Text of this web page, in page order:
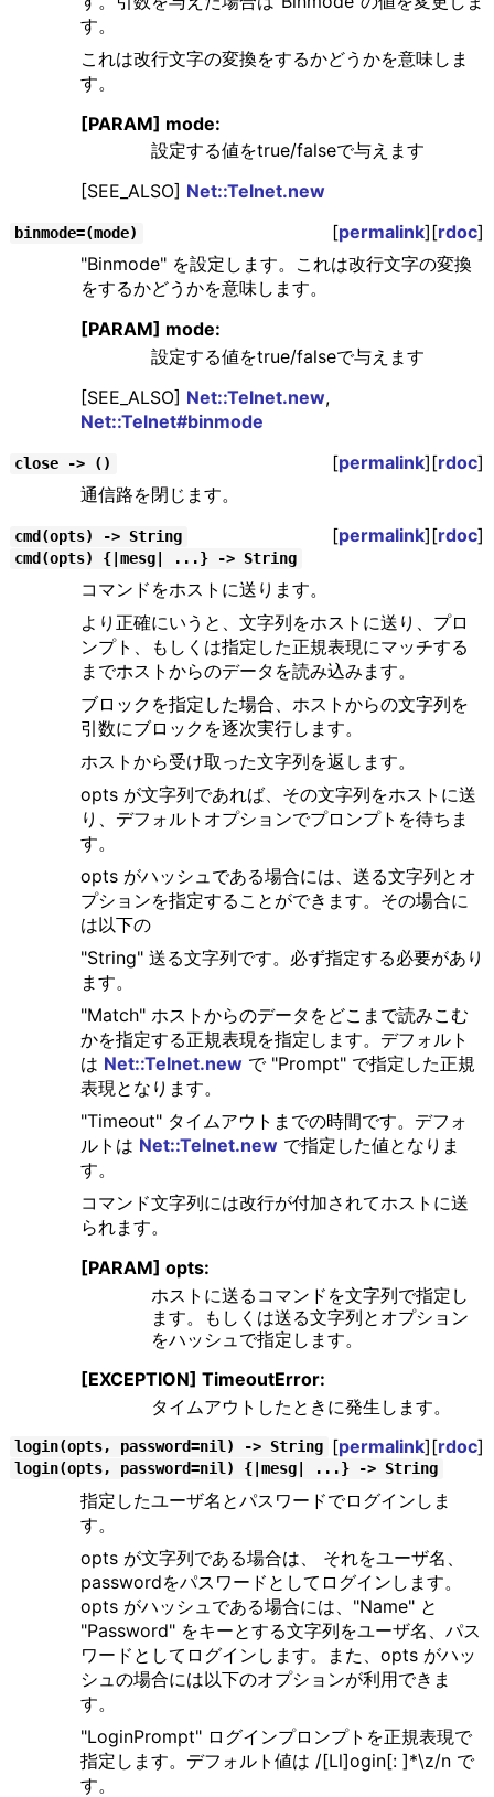
す。
これは改行文字の変換をするかどうかを意味しま
す。
[PARAM] mode:
設定する値をtrue/falseで与えます
[SEE_ALSO] Net::Telnet.new
binmode=(mode) [permalink][rdoc]
"Binmode" を設定します。これは改行文字の変換
をするかどうかを意味します。
[PARAM] mode:
設定する値をtrue/falseで与えます
[SEE_ALSO] Net::Telnet.new,
Net::Telnet#binmode
close -> () [permalink][rdoc]
通信路を閉じます。
cmd(opts) -> String [permalink][rdoc]
cmd(opts) {|mesg| ...} -> String
コマンドをホストに送ります。
より正確にいうと、文字列をホストに送り、プロ
ンプト、もしくは指定した正規表現にマッチする
までホストからのデータを読み込みます。
ブロックを指定した場合、ホストからの文字列を
引数にブロックを逐次実行します。
ホストから受け取った文字列を返します。
opts が文字列であれば、その文字列をホストに送
り、デフォルトオプションでプロンプトを待ちま
す。
opts がハッシュである場合には、送る文字列とオ
プションを指定することができます。その場合に
は以下の
"String" 送る文字列です。必ず指定する必要があり
ます。
"Match" ホストからのデータをどこまで読みこむ
かを指定する正規表現を指定します。デフォルト
は Net::Telnet.newで "Prompt" で指定した正規
表現となります。
"Timeout" タイムアウトまでの時間です。デフォ
ルトは Net::Telnet.newで指定した値となりま
す。
コマンド文字列には改行が付加されてホストに送
られます。
[PARAM] opts:
ホストに送るコマンドを文字列で指定し
ます。もしくは送る文字列とオプション
をハッシュで指定します。
[EXCEPTION] TimeoutError:
タイムアウトしたときに発生します。
login(opts, password=nil) -> String [permalink][rdoc]
login(opts, password=nil) {|mesg| ...} -> String
指定したユーザ名とパスワードでログインしま
す。
opts が文字列である場合は、 それをユーザ名、
passwordをパスワードとしてログインします。
opts がハッシュである場合には、"Name" と
"Password" をキーとする文字列をユーザ名、パス
ワードとしてログインします。また、opts がハッ
シュの場合には以下のオプションが利用できま
す。
"LoginPrompt" ログインプロンプトを正規表現で
指定します。デフォルト値は /[Ll]ogin[: ]*\z/n で
す。